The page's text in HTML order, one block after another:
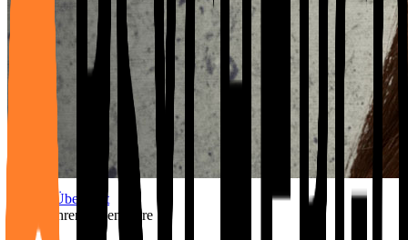
Zur Übersicht
Weiterführende Seminare